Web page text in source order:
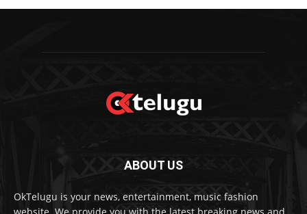
ABOUT US
OkTelugu is your news, entertainment, music fashion
website. We provide you with the latest breaking news and